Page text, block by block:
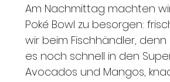
Am Nachmittag machten
Poké Bowl zu besorgen:
wir beim Fischhändler,
es noch schnell in den
Avocados und Mangos,